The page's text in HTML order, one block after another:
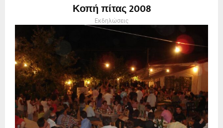
Κοπή πίτας 2008
Εκδηλώσεις